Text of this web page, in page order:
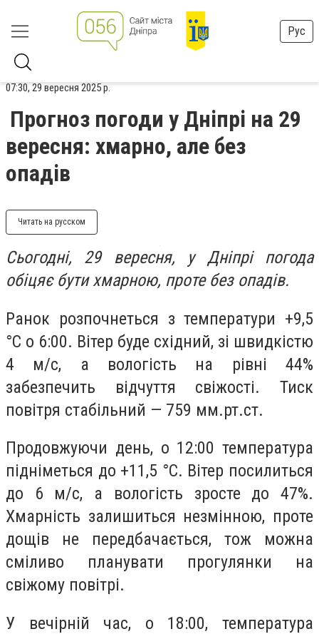
Рус
07:30, 29 вересня 2025 р.
Прогноз погоди у Дніпрі на 29
вересня: хмарно, але без
опадів
Читать на русском
Сьогодні, 29 вересня, у Дніпрі погода
обіцяє бути хмарною, проте без опадів.
Ранок розпочнеться з температури +9,5
°С о 6:00. Вітер буде східний, зі швидкістю
4 м/с, а вологість на рівні 44%
забезпечить відчуття свіжості. Тиск
повітря стабільний — 759 мм.рт.ст.
Продовжуючи день, о 12:00 температура
підніметься до +11,5 °С. Вітер посилиться
до 6 м/с, а вологість зросте до 47%.
Хмарність залишиться незмінною, проте
дощів не передбачається, тож можна
сміливо планувати прогулянки на
свіжому повітрі.
У вечірній час, о 18:00, температура